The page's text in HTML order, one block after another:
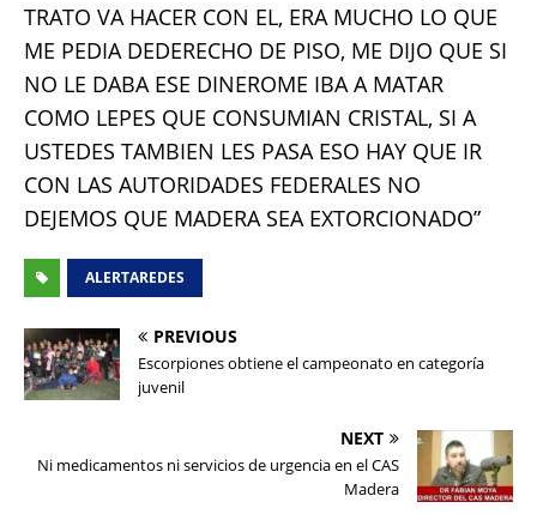
TRATO VA HACER CON EL, ERA MUCHO LO QUE
ME PEDIA DEDERECHO DE PISO, ME DIJO QUE SI
NO LE DABA ESE DINEROME IBA A MATAR
COMO LEPES QUE CONSUMIAN CRISTAL, SI A
USTEDES TAMBIEN LES PASA ESO HAY QUE IR
CON LAS AUTORIDADES FEDERALES NO
DEJEMOS QUE MADERA SEA EXTORCIONADO”
ALERTAREDES
PREVIOUS
Escorpiones obtiene el campeonato en categoría
juvenil
NEXT
Ni medicamentos ni servicios de urgencia en el CAS
Madera